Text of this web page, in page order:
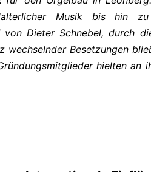
Musik bis hin zu
von Dieter Schnebel, durch
wechselnder Besetzungen
hielten an